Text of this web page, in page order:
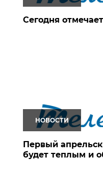
Сегодня
НОВОСТИ
Первый
будет теплым и